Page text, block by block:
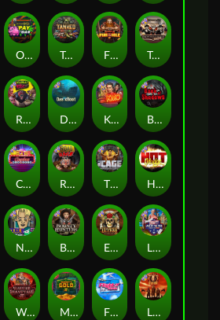
Outsourced: Payday Tanked Fire In The Hole xBomb Tombstone No Mercy
Roadkill Das xBoot Kiss My Chainsaw Book Of Shadows
Casino Win Spin Road Rage The Cage Hot Nudge
Nine To Five Bounty Hunters xNudge® El Pasa Gunfight xNudge Land of the Free
Warrior Graveyard xNudge Monkey's Gold xPays Flight Mode Little Bighorn